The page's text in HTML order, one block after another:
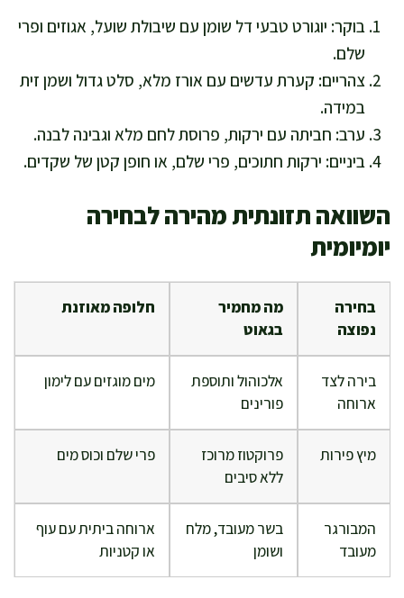
בוקר: יוגורט טבעי דל שומן עם שיבולת שועל, אגוזים ופרי
שלם.
צהריים: קערת עדשים עם אורז מלא, סלט גדול ושמן זית
במידה.
ערב: חביתה עם ירקות, פרוסת לחם מלא וגבינה לבנה.
ביניים: ירקות חתוכים, פרי שלם, או חופן קטן של שקדים.
השוואה תזונתית מהירה לבחירה
יומיומית
בחירה
נפוצה
מה מחמיר
בגאוט
חלופה מאוזנת
בירה לצד
ארוחה
אלכוהול ותוספת
פורינים
מים מוגזים עם לימון
מיץ פירות
פרוקטוז מרוכז
ללא סיבים
פרי שלם וכוס מים
המבורגר
מעובד
בשר מעובד, מלח
ושומן
ארוחה ביתית עם עוף
או קטניות